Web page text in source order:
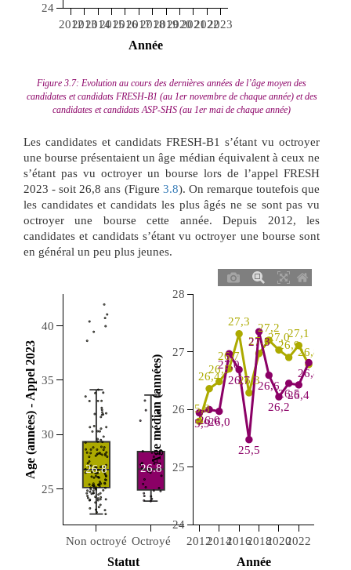
201220132014201520162017201820192020202120222023
24
Année
Figure 3.7: Evolution au cours des dernières années de l’âge moyen des
candidates et candidats FRESH-B1 (au 1er novembre de chaque année) et des
candidates et candidats ASP-SHS (au 1er mai de chaque année)
Les candidates et candidats FRESH-B1 s’étant vu octroyer
une bourse présentaient un âge médian équivalent à ceux ne
s’étant pas vu octroyer un bourse lors de l’appel FRESH
2023 - soit 26,8 ans (Figure 3.8). On remarque toutefois que
les candidates et candidats les plus âgés ne se sont pas vu
octroyer une bourse cette année. Depuis 2012, les
candidates et candidats s’étant vu octroyer une bourse sont
en général un peu plus jeunes.
26.8 26.8
Non octroyé Octroyé
25
30
35
40
25,8
26,4
26,5
26,7
27,3
26,3
27,0
27,2
27,0
26,9
27,1
26,8
25,9
26,026,0
27,0
26,7
25,5
27,3
26,6
26,2
26,526,4
26,8
201220142016201820202022
24
25
26
27
28
Statut Année
Age (années) - Appel 2023 Age médian (années)